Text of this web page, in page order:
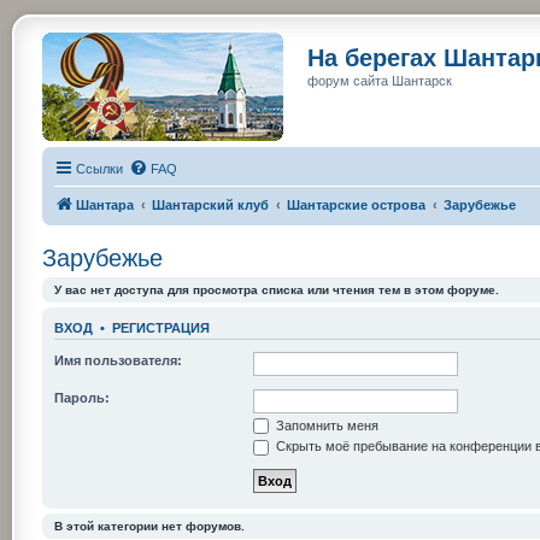
На берегах
форум сайта Шантарск
Ссылки FAQ
Шантара Шантарский клуб Шантарские острова Зарубежье
Зарубежье
У вас нет доступа для просмотра списка или чтения тем в этом форуме.
ВХОД • РЕГИСТРАЦИЯ
Имя пользователя:
Пароль:
Запомнить меня
Скрыть моё пребывание на конференции
В этой категории нет форумов.